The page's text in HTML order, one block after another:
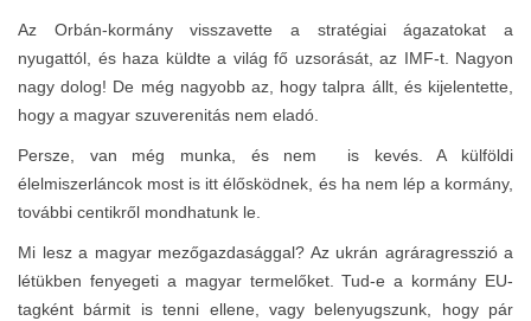
Az Orbán-kormány visszavette a stratégiai ágazatokat a
nyugattól, és haza küldte a világ fő uzsorását, az IMF-t. Nagyon
nagy dolog! De még nagyobb az, hogy talpra állt, és kijelentette,
hogy a magyar szuverenitás nem eladó.
Persze, van még munka, és nem is kevés. A külföldi
élelmiszerláncok most is itt élősködnek, és ha nem lép a kormány,
további centikről mondhatunk le.
Mi lesz a magyar mezőgazdasággal? Az ukrán agráragresszió a
létükben fenyegeti a magyar termelőket. Tud-e a kormány EU-
tagként bármit is tenni ellene, vagy belenyugszunk, hogy pár